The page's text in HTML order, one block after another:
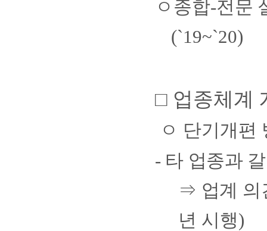
ㅇ 종합-전문
(`19~`20)
□ 업종체계
ㅇ 단기개편
- 타 업종과
⇒ 업계 의
년 시행)